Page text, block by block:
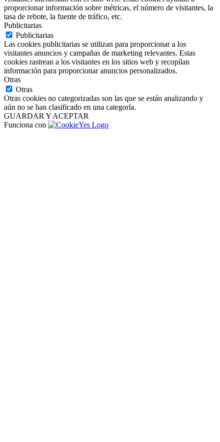
proporcionar información sobre métricas, el número de visitantes, la
tasa de rebote, la fuente de tráfico, etc.
Publicitarias
Publicitarias
Las cookies publicitarias se utilizan para proporcionar a los
visitantes anuncios y campañas de marketing relevantes. Estas
cookies rastrean a los visitantes en los sitios web y recopilan
información para proporcionar anuncios personalizados.
Otras
Otras
Otras cookies no categorizadas son las que se están analizando y
aún no se han clasificado en una categoría.
GUARDAR Y ACEPTAR
Funciona con